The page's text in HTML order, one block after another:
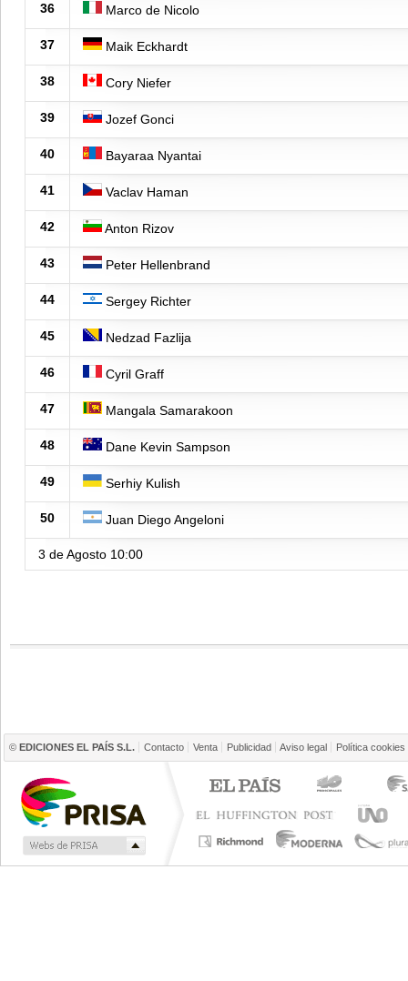
36 Marco de Nicolo
37 Maik Eckhardt
38 Cory Niefer
39 Jozef Gonci
40 Bayaraa Nyantai
41 Vaclav Haman
42 Anton Rizov
43 Peter Hellenbrand
44 Sergey Richter
45 Nedzad Fazlija
46 Cyril Graff
47 Mangala Samarakoon
48 Dane Kevin Sampson
49 Serhiy Kulish
50 Juan Diego Angeloni
3 de Agosto 10:00
© EDICIONES EL PAÍS S.L. Contacto Venta Publicidad Aviso legal Política cookies